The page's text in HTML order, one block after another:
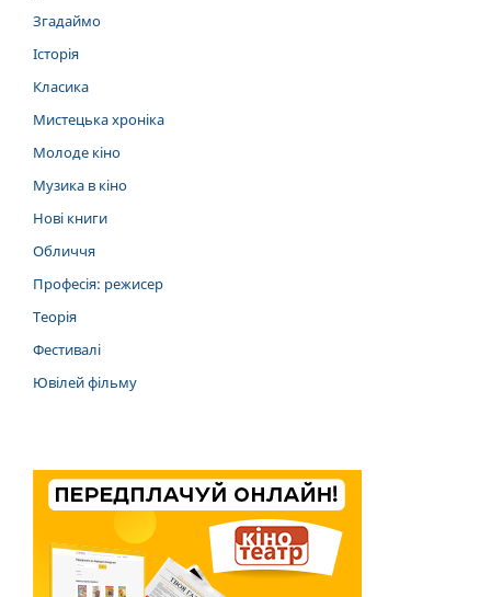
Згадаймо
Історія
Класика
Мистецька хроніка
Молоде кіно
Музика в кіно
Нові книги
Обличчя
Професія: режисер
Теорія
Фестивалі
Ювілей фільму